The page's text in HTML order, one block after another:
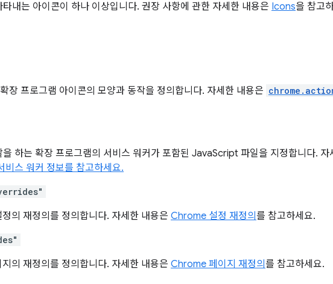
내는 아이콘이 하나 이상입니다. 권장 사항에 관한 자세한 내용은 Icons을 참고
장 프로그램 아이콘의 모양과 동작을 정의합니다. 자세한 내용은
을 하는 확장 프로그램의 서비스 워커가 포함된 JavaScript 파일을 지정합니다. 자
비스 워커 정보를 참고하세요.
의 재정의를 정의합니다. 자세한 내용은 Chrome 설정 재정의 를 참고하세요.
의 재정의를 정의합니다. 자세한 내용은 Chrome 페이지 재정의 를 참고하세요.